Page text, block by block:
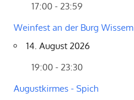
17:00 - 23:59
Weinfest an der Burg Wissem
14. August 2026
19:00 - 23:30
Augustkirmes - Spich